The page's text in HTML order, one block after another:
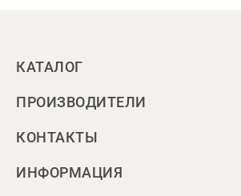
КАТАЛОГ
ПРОИЗВОДИТЕЛИ
КОНТАКТЫ
ИНФОРМАЦИЯ